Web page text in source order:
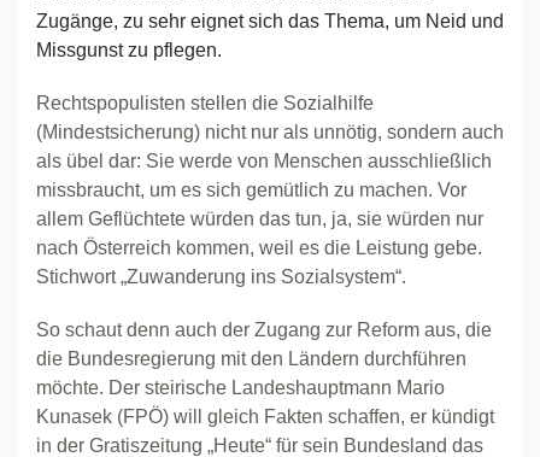
Zugänge, zu sehr eignet sich das Thema, um Neid und
Missgunst zu pflegen.
Rechtspopulisten stellen die Sozialhilfe
(Mindestsicherung) nicht nur als unnötig, sondern auch
als übel dar: Sie werde von Menschen ausschließlich
missbraucht, um es sich gemütlich zu machen. Vor
allem Geflüchtete würden das tun, ja, sie würden nur
nach Österreich kommen, weil es die Leistung gebe.
Stichwort „Zuwanderung ins Sozialsystem“.
So schaut denn auch der Zugang zur Reform aus, die
die Bundesregierung mit den Ländern durchführen
möchte. Der steirische Landeshauptmann Mario
Kunasek (FPÖ) will gleich Fakten schaffen, er kündigt
in der Gratiszeitung „Heute“ für sein Bundesland das